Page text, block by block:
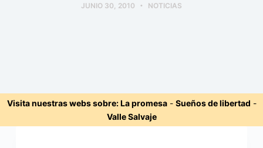
JUNIO 30, 2010 NOTICIAS
Visita nuestras webs sobre:La promesa- Sueños de libertad -
Valle Salvaje